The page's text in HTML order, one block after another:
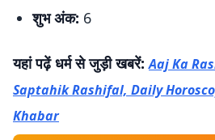
शुभ अंक: 6
यहां पढ़ें धर्म से जुड़ी खबरें:Aaj Ka
Saptahik Rashifal, Daily
Khabar